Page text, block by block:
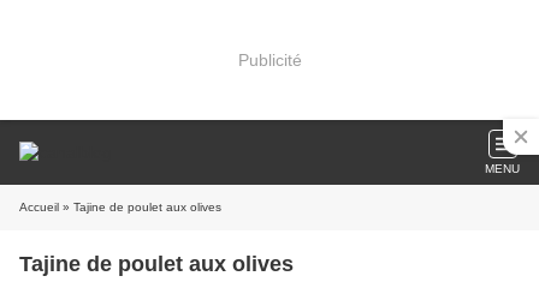
Publicité
MENU
Accueil » Tajine de poulet aux olives
Tajine de poulet aux olives